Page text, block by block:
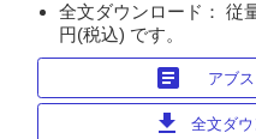
全文ダウンロード： 従
円(税込) です。
article アブ
download 全文ダ